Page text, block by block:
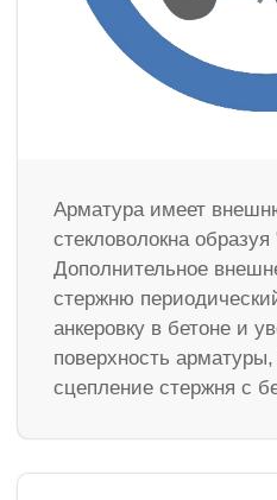
Арматура имеет
стекловолокна
Дополнительное
стержню
анкеровку в бетоне и
поверхность
сцепление стержня с